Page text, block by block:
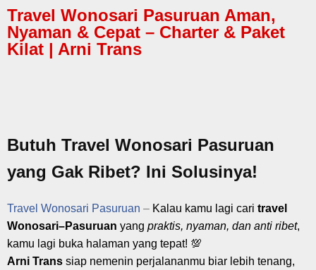
Travel Wonosari Pasuruan Aman,
Nyaman & Cepat – Charter & Paket
Kilat | Arni Trans
Butuh Travel Wonosari Pasuruan
yang Gak Ribet? Ini Solusinya!
Travel Wonosari Pasuruan – Kalau kamu lagi cari travel
Wonosari–Pasuruan yang praktis, nyaman, dan anti ribet,
kamu lagi buka halaman yang tepat! 💯
Arni Trans siap nemenin perjalananmu biar lebih tenang,